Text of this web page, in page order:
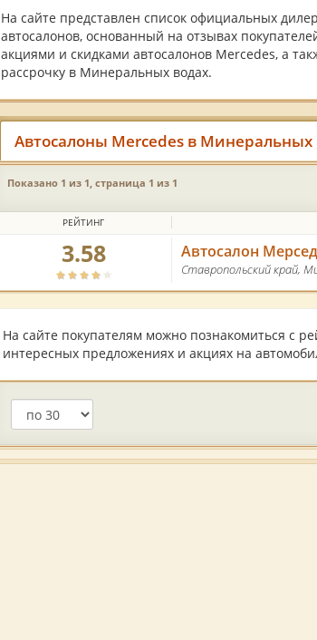
На сайте представлен список официальных
автосалонов, основанный на отзывах
акциями и скидками автосалонов Mercedes, а
рассрочку в Минеральных водах.
Автосалоны Mercedes в Минеральных
Показано 1 из 1, страница 1 из 1
РЕЙТИНГ
автосалона3.58 Автосалон
Ставропольский край,
На сайте покупателям можно познакомиться с
интересных предложениях и акциях на